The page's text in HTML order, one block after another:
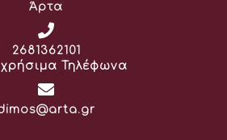
Άρτα
Τηλέφωνο:
2681362101
Τηλέφωνα